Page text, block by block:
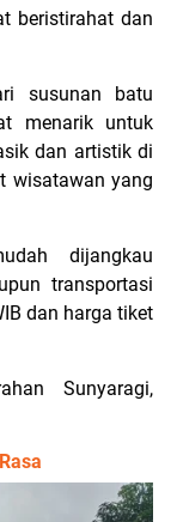
beristirahat dan
susunan batu
menarik untuk
dan artistik di
wisatawan yang
dijangkau
transportasi
dan harga tiket
Sunyaragi,